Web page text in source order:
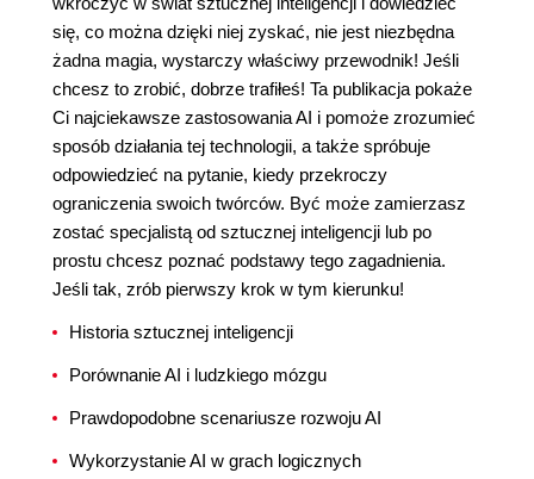
się, co można dzięki niej zyskać, nie jest niezbędna
żadna magia, wystarczy właściwy przewodnik! Jeśli
chcesz to zrobić, dobrze trafiłeś! Ta publikacja pokaże
Ci najciekawsze zastosowania AI i pomoże zrozumieć
sposób działania tej technologii, a także spróbuje
odpowiedzieć na pytanie, kiedy przekroczy
ograniczenia swoich twórców. Być może zamierzasz
zostać specjalistą od sztucznej inteligencji lub po
prostu chcesz poznać podstawy tego zagadnienia.
Jeśli tak, zrób pierwszy krok w tym kierunku!
Historia sztucznej inteligencji
Porównanie AI i ludzkiego mózgu
Prawdopodobne scenariusze rozwoju AI
Wykorzystanie AI w grach logicznych